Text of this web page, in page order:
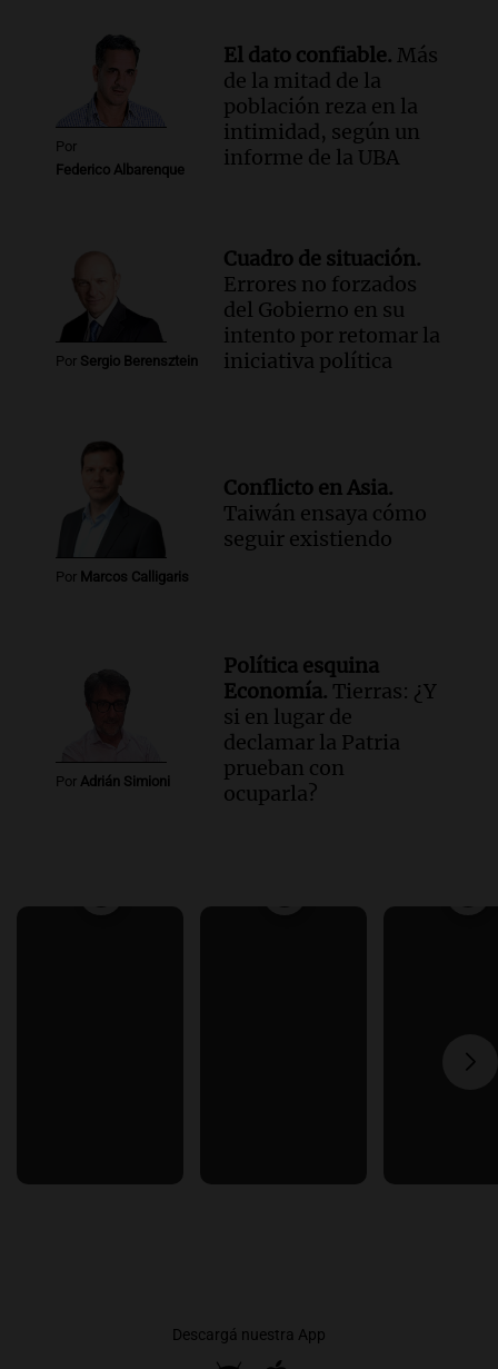
Por
Federico Albarenque
El dato confiable. Más
de la mitad de la
población reza en la
intimidad, según un
informe de la UBA
Por Sergio Berensztein
Cuadro de situación.
Errores no forzados
del Gobierno en su
intento por retomar la
iniciativa política
Por Marcos Calligaris
Conflicto en Asia.
Taiwán ensaya cómo
seguir existiendo
Por Adrián Simioni
Política esquina
Economía. Tierras: ¿Y
si en lugar de
declamar la Patria
prueban con
ocuparla?
Descargá nuestra App